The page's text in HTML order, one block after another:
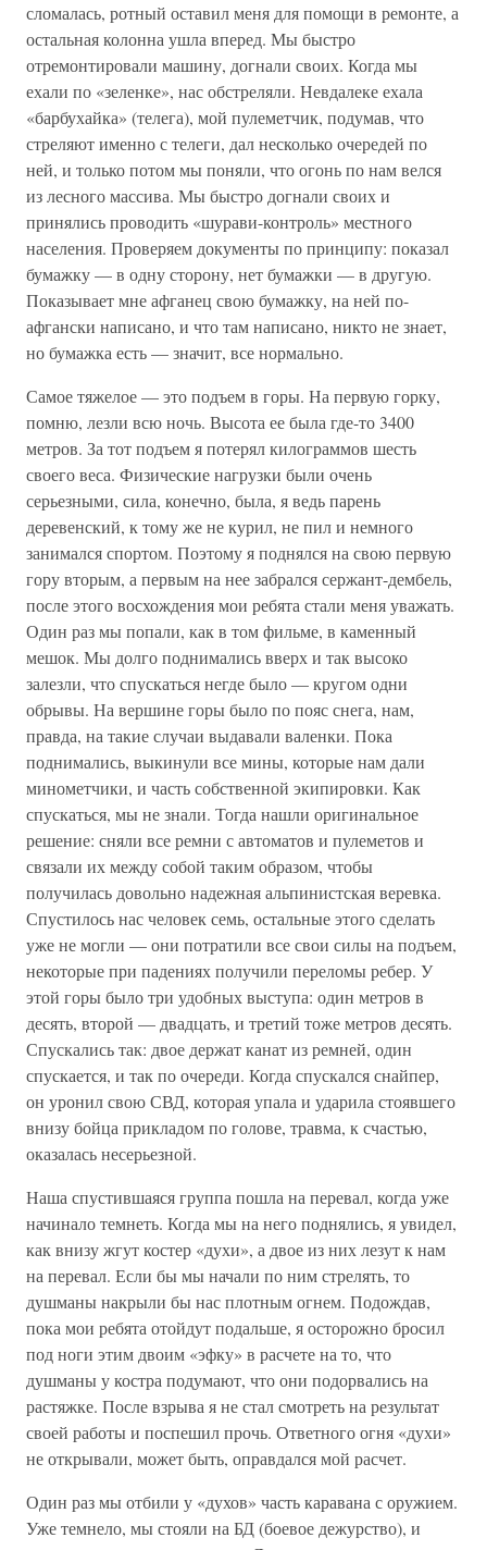
сломалась, ротный оставил меня для помощи в ремонте, а
остальная колонна ушла вперед. Мы быстро
отремонтировали машину, догнали своих. Когда мы
ехали по «зеленке», нас обстреляли. Невдалеке ехала
«барбухайка» (телега), мой пулеметчик, подумав, что
стреляют именно с телеги, дал несколько очередей по
ней, и только потом мы поняли, что огонь по нам велся
из лесного массива. Мы быстро догнали своих и
принялись проводить «шурави-контроль» местного
населения. Проверяем документы по принципу: показал
бумажку — в одну сторону, нет бумажки — в другую.
Показывает мне афганец свою бумажку, на ней по-
афгански написано, и что там написано, никто не знает,
но бумажка есть — значит, все нормально.
Самое тяжелое — это подъем в горы. На первую горку,
помню, лезли всю ночь. Высота ее была где-то 3400
метров. За тот подъем я потерял килограммов шесть
своего веса. Физические нагрузки были очень
серьезными, сила, конечно, была, я ведь парень
деревенский, к тому же не курил, не пил и немного
занимался спортом. Поэтому я поднялся на свою первую
гору вторым, а первым на нее забрался сержант-дембель,
после этого восхождения мои ребята стали меня уважать.
Один раз мы попали, как в том фильме, в каменный
мешок. Мы долго поднимались вверх и так высоко
залезли, что спускаться негде было — кругом одни
обрывы. На вершине горы было по пояс снега, нам,
правда, на такие случаи выдавали валенки. Пока
поднимались, выкинули все мины, которые нам дали
минометчики, и часть собственной экипировки. Как
спускаться, мы не знали. Тогда нашли оригинальное
решение: сняли все ремни с автоматов и пулеметов и
связали их между собой таким образом, чтобы
получилась довольно надежная альпинистская веревка.
Спустилось нас человек семь, остальные этого сделать
уже не могли — они потратили все свои силы на подъем,
некоторые при падениях получили переломы ребер. У
этой горы было три удобных выступа: один метров в
десять, второй — двадцать, и третий тоже метров десять.
Спускались так: двое держат канат из ремней, один
спускается, и так по очереди. Когда спускался снайпер,
он уронил свою СВД, которая упала и ударила стоявшего
внизу бойца прикладом по голове, травма, к счастью,
оказалась несерьезной.
Наша спустившаяся группа пошла на перевал, когда уже
начинало темнеть. Когда мы на него поднялись, я увидел,
как внизу жгут костер «духи», а двое из них лезут к нам
на перевал. Если бы мы начали по ним стрелять, то
душманы накрыли бы нас плотным огнем. Подождав,
пока мои ребята отойдут подальше, я осторожно бросил
под ноги этим двоим «эфку» в расчете на то, что
душманы у костра подумают, что они подорвались на
растяжке. После взрыва я не стал смотреть на результат
своей работы и поспешил прочь. Ответного огня «духи»
не открывали, может быть, оправдался мой расчет.
Один раз мы отбили у «духов» часть каравана с оружием.
Уже темнело, мы стояли на БД (боевое дежурство), и